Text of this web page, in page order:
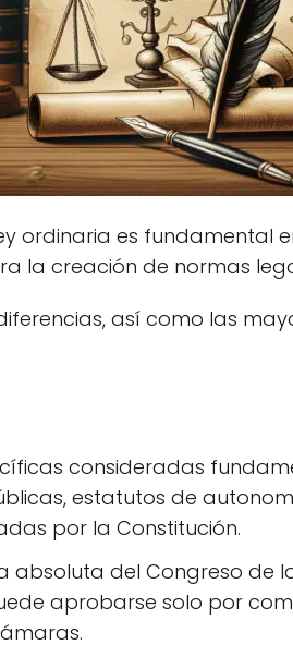
ordinaria es fundamental
la creación de normas
así como las
consideradas
estatutos de
por la Constitución.
absoluta del Congreso de
aprobarse solo por